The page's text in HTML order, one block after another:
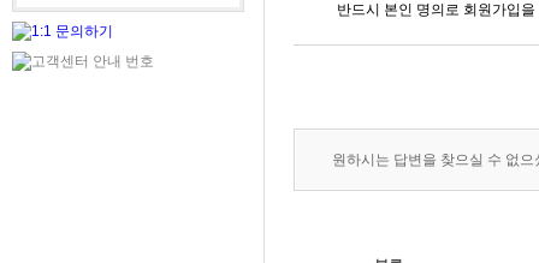
반드시 본인 명의로 회원가입
원하시는 답변을 찾으실 수 없